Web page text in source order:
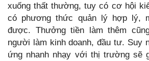
xuống thất thường, tuy có cơ hội
có phương thức quản lý hợp lý,
được. Thưởng tiền làm thêm
người làm kinh doanh, đầu tư. Suy
ứng nhanh nhạy với thị trường sẽ